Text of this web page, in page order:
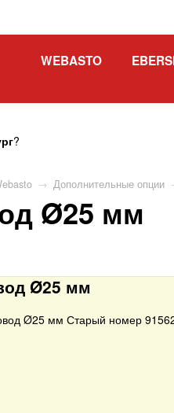
WEBASTO
?
→ Дополнительные опции
Ø25 мм
Ø25 мм
Ø25 мм Старый номер